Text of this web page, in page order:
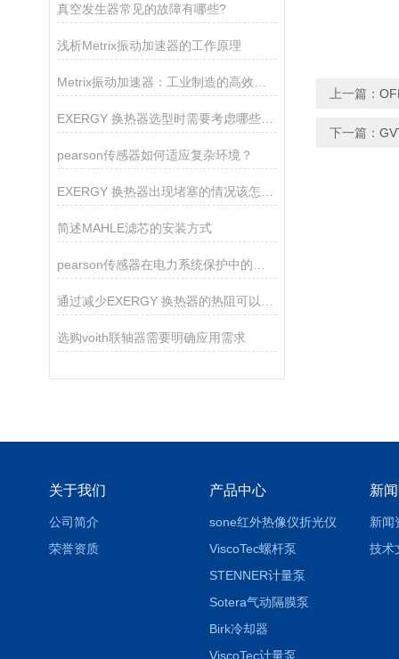
真空发生器常见的故障有哪些?
浅析Metrix振动加速器的工作原理
EXERGY 换热器选型时需要考虑哪些因素？
pearson传感器如何适应复杂环境？
简述MAHLE滤芯的安装方式
选购voith联轴器需要明确应用需求
上一篇：
下一篇：
关于我们
公司简介
荣誉资质
产品中心
sone红外热像仪折光仪
ViscoTec螺杆泵
STENNER计量泵
Sotera气动隔膜泵
Birk冷却器
ViscoTec计量泵
新
新闻
技术